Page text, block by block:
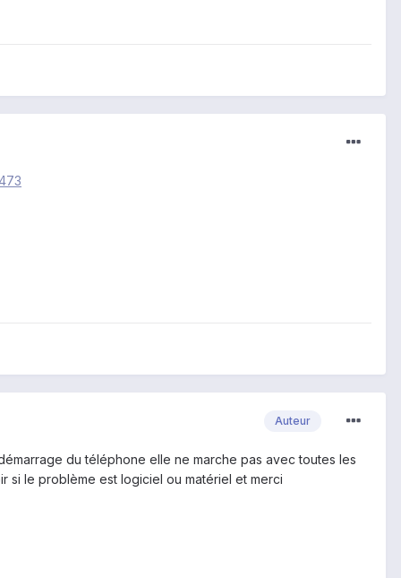
Auteur
du téléphone elle ne marche pas avec toutes les
si le problème est logiciel ou matériel et merci